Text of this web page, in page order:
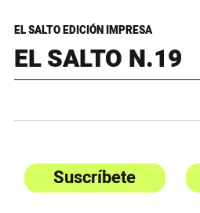
EL SALTO EDICIÓN IMPRESA
EL SALTO N.19
Suscríbete